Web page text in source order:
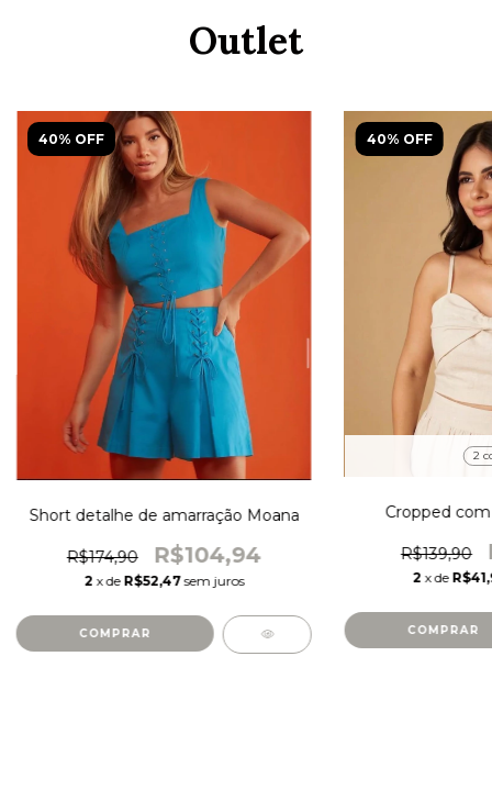
Outlet
40% OFF
Short detalhe de amarração Moana
R$174,90 R$104,94
2 x de R$52,47 sem juros
COMPRAR
40% OFF
2
Cropped
R$139,90
2 x de
COMPRAR